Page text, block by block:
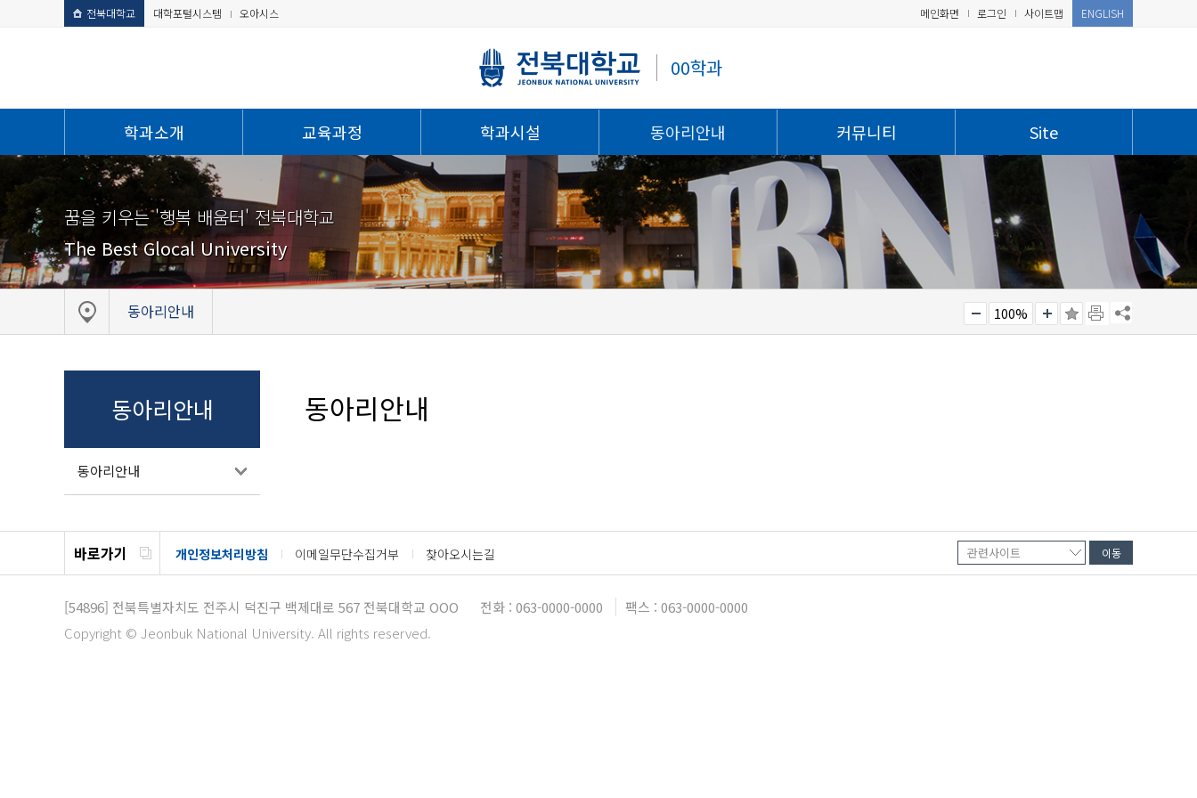
전북대학교 대학포털시스템 오아시스
00학과
메인화면 로그인 사이트맵 ENGLISH
학과소개 교육과정 학과시설 동아리안내 커뮤니티 Site
꿈을 키우는 '행복 배움터' 전북대학교
The Best Glocal University
동아리안내 100%
동아리안내
동아리안내
동아리안내
바로가기 개인정보처리방침 이메일무단수집거부 찾아오시는길
[54896] 전북특별자치도 전주시 덕진구 백제대로 567 전북대학교 OOO 전화 : 063-0000-0000
팩스 : 063-0000-0000
Copyright © Jeonbuk National University. All rights reserved.